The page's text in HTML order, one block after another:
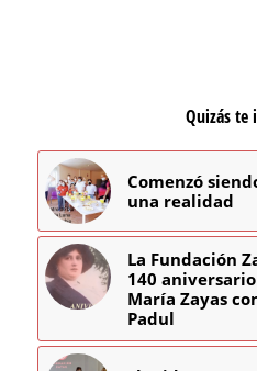
Quizás te
Comenzó
una realidad
La Fundación
140
María Zayas
Padul